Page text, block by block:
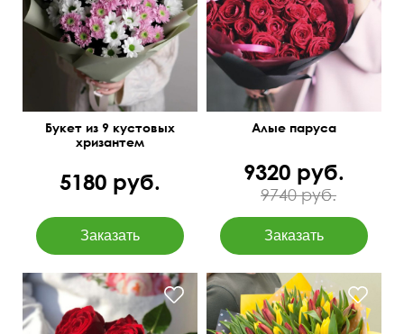
Букет из 9 кустовых
хризантем
5180 руб.
Алые паруса
9320 руб.
9740 руб.